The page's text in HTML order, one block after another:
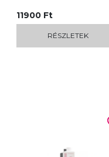
11900 Ft
RÉSZLETEK